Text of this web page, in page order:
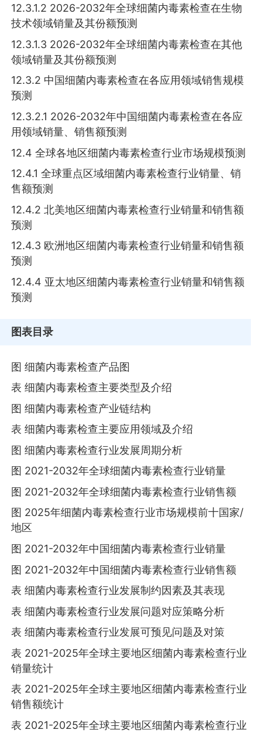
12.3.1.2 2026-2032年全球细菌内毒素检查在生物
技术领域销量及其份额预测
12.3.1.3 2026-2032年全球细菌内毒素检查在其他
领域销量及其份额预测
12.3.2 中国细菌内毒素检查在各应用领域销售规模
预测
12.3.2.1 2026-2032年中国细菌内毒素检查在各应
用领域销量、销售额预测
12.4 全球各地区细菌内毒素检查行业市场规模预测
12.4.1 全球重点区域细菌内毒素检查行业销量、销
售额预测
12.4.2 北美地区细菌内毒素检查行业销量和销售额
预测
12.4.3 欧洲地区细菌内毒素检查行业销量和销售额
预测
12.4.4 亚太地区细菌内毒素检查行业销量和销售额
预测
图表目录
图 细菌内毒素检查产品图
表 细菌内毒素检查主要类型及介绍
图 细菌内毒素检查产业链结构
表 细菌内毒素检查主要应用领域及介绍
图 细菌内毒素检查行业发展周期分析
图 2021-2032年全球细菌内毒素检查行业销量
图 2021-2032年全球细菌内毒素检查行业销售额
图 2025年细菌内毒素检查行业市场规模前十国家/
地区
图 2021-2032年中国细菌内毒素检查行业销量
图 2021-2032年中国细菌内毒素检查行业销售额
表 细菌内毒素检查行业发展制约因素及其表现
表 细菌内毒素检查行业发展问题对应策略分析
表 细菌内毒素检查行业发展可预见问题及对策
表 2021-2025年全球主要地区细菌内毒素检查行业
销量统计
表 2021-2025年全球主要地区细菌内毒素检查行业
销售额统计
表 2021-2025年全球主要地区细菌内毒素检查行业